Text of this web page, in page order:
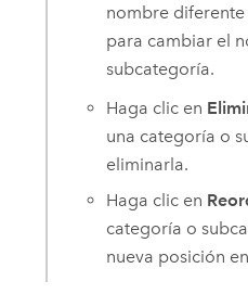
nombre
para cambiar el
subcategoría.
Haga clic en
una categoría o
eliminarla.
Haga clic en
categoría o
nueva posición